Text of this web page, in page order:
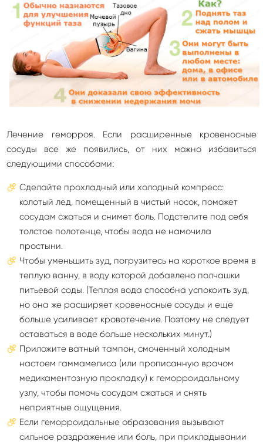
Лечение геморроя. Если расширенные кровеносные
сосуды все же появились, от них можно избавиться
следующими способами:
Сделайте прохладный или холодный компресс:
колотый лед, помещенный в чистый носок, поможет
сосудам сжаться и снимет боль. Подстелите под себя
толстое полотенце, чтобы вода не намочила
простыни.
Чтобы уменьшить зуд, погрузитесь на короткое время в
теплую ванну, в воду которой добавлено полчашки
питьевой соды. (Теплая вода способна успокоить зуд,
но она же расширяет кровеносные сосуды и еще
больше усиливает кровотечение. Поэтому не следует
оставаться в воде больше нескольких минут.)
Приложите ватный тампон, смоченный холодным
настоем гаммамелиса (или прописанную врачом
медикаментозную прокладку) к геморроидальному
узлу, чтобы помочь сосудам сжаться и снять
неприятные ощущения.
Если геморроидальные образования вызывают
сильное раздражение или боль, при прикладывании